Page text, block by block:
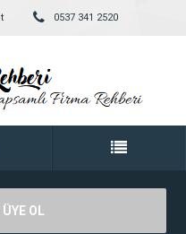
0537 341 2520
OL